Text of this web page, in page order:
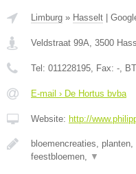
Limburg » Hasselt
Veldstraat 99A, 3500
Tel: 011228195, Fax: -,
E-mail › De Hortus bvba
Website: http://
bloemencreaties,
feestbloemen, ▼